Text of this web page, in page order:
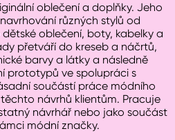
oblečení a doplňky. Jeho
různých stylů od
oblečení, boty, kabelky a
přetváří do kreseb a náčrtů,
barvy a látky a následně
prototypů ve spolupráci s
součástí práce módního
návrhů klientům. Pracuje
návrhář nebo jako součást
módní značky.